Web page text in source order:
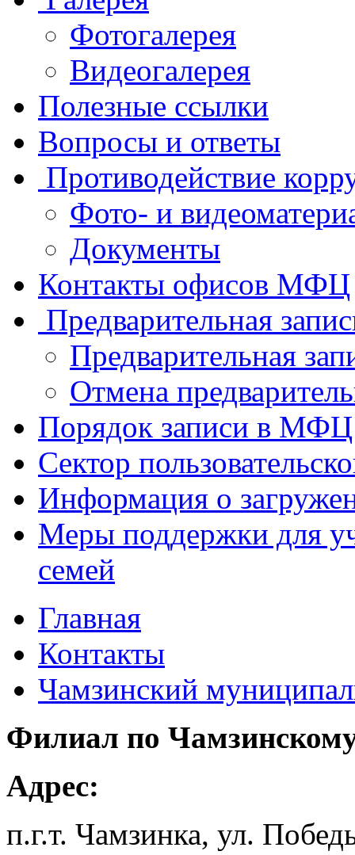
Фотогалерея
Видеогалерея
Полезные ссылки
Вопросы и ответы
Противодействие
Фото- и
Документы
Контакты офисов МФЦ
Предварительная
Предварительная
Отмена
Порядок записи в МФЦ
Сектор
Информация о
Меры поддержки для
семей
Главная
Контакты
Чамзинский
Филиал по
Адрес:
п.г.т. Чамзинка, ул.